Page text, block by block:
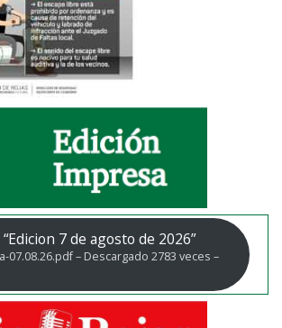
7 de agosto de 2026”
07.08.26.pdf – Descargado 2783 veces –